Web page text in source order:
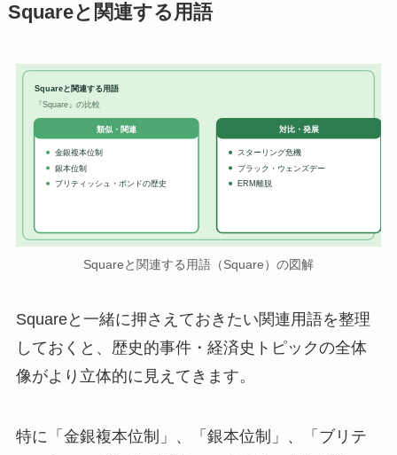
Squareと関連する用語
Squareと関連する用語
『Square』の比較
類似・関連
金銀複本位制
銀本位制
ブリティッシュ・ポンドの歴史
対比・発展
スターリング危機
ブラック・ウェンズデー
ERM離脱
Squareと関連する用語（Square）の図解
Squareと一緒に押さえておきたい関連用語を整理
しておくと、歴史的事件・経済史トピックの全体
像がより立体的に見えてきます。
特に「金銀複本位制」、「銀本位制」、「ブリテ